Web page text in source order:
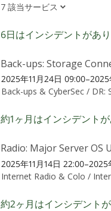
7 該当サービス
6日はインシデントがあり
Back-ups: Storage
2025年11月24日
Back-ups & CyberSec / DR:
約1ヶ月はインシデントが
Radio: Major Server OS
2025年11月14日 22:00–2025
Internet Radio & Colo /
約2ヶ月はインシデントが